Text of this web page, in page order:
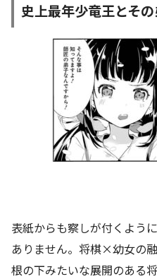
史上最年少竜王とそ
表紙からも察しが付くよう
ありません。将棋×幼女の
根の下みたいな展開のある